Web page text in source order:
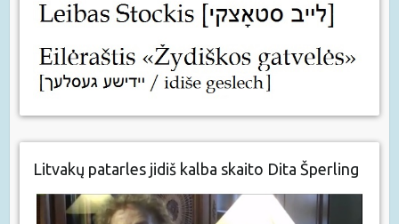
Litvakų patarles jidiš kalba skaito Dita Šperling